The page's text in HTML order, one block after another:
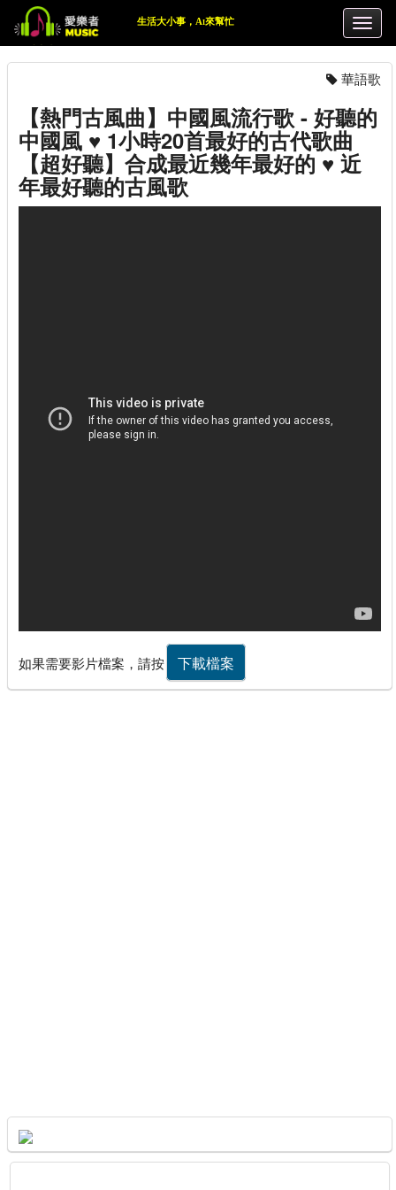
生活大小事，Ai來幫忙
華語歌
【熱門古風曲】中國風流行歌 - 好聽的
中國風 ♥ 1小時20首最好的古代歌曲
【超好聽】合成最近幾年最好的 ♥ 近
年最好聽的古風歌
如果需要影片檔案，請按 下載檔案